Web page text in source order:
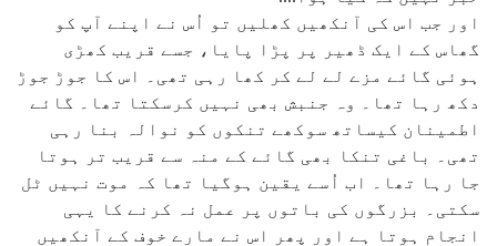
اور جب اس کی آنکھیں کھلیں تو اُس نے اپنے آپ کو
گھاس کے ایک ڈھیر پر پڑا پایا، جسے قریب کھڑی
ہوئی گائے مزے لے لے کر کھا رہی تھی۔ اس کا جوڑ جوڑ
دکھ رہا تھا۔ وہ جنبش بھی نہیں کرسکتا تھا۔ گائے
اطمینان کیساتھ سوکھے تنکوں کو نوالہ بنا رہی
تھی۔ باغی تنکا بھی گائے کے منہ سے قریب تر ہوتا
جا رہا تھا۔ اب اُسے یقین ہوگیا تھا کہ موت نہیں ٹل
سکتی۔ بزرگوں کی باتوں پر عمل نہ کرنے کا یہی
انجام ہوتا ہے اور پھر اس نے مارے خوف کے آنکھیں